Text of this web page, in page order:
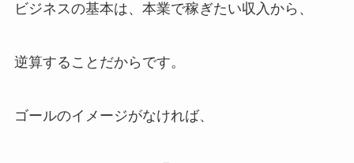
ビジネスの基本は、本業で稼ぎたい収入から、
逆算することだからです。
ゴールのイメージがなければ、